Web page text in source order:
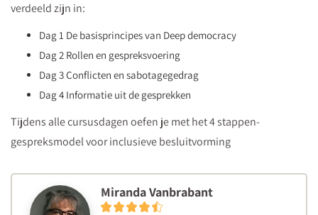
verdeeld zijn in:
Dag 1 De basisprincipes van Deep democracy
Dag 2 Rollen en gespreksvoering
Dag 3 Conflicten en sabotagegedrag
Dag 4 Informatie uit de gesprekken
Tijdens alle cursusdagen oefen je met het 4 stappen-
gespreksmodel voor inclusieve besluitvorming
Miranda Vanbrabant